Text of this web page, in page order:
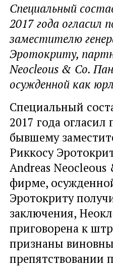
Специальный
2017 года огласил
заместителю
Эротокриту,
Neocleous & Co.
осужденной как
Специальный
2017 года
бывшему
Риккосу
Andreas
фирме,
Эротокриту
заключения,
приговорена к
признаны
препятствовании